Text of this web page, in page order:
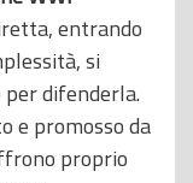
entrando
si
difenderla.
e promosso da
proprio